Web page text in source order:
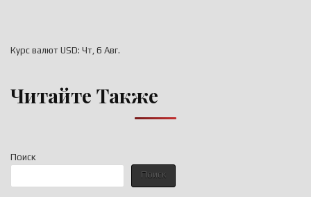
Поиск
Поиск
Курс валют USD: Чт, 6 Авг.
Читайте Также